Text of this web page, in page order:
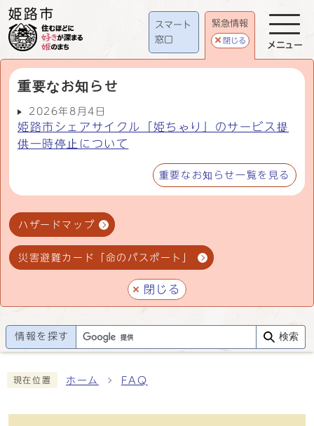
スマート
窓口
緊急情報
閉じる
重要なお知らせ
2026年8月4日
姫路市シェアサイクル「姫ちゃり」のサービス提
供一時停止について
重要なお知らせ一覧を見る
ハザードマップ
災害避難カード「命のパスポート」
閉じる
メニュー
情報を探す 検索
現在位置 ホーム FAQ